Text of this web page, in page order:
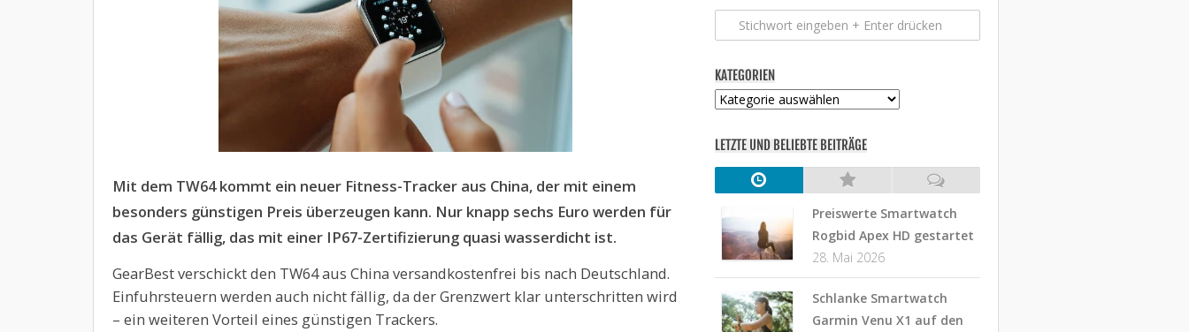
Mit dem TW64 kommt ein neuer Fitness-Tracker aus China, der mit einem
besonders günstigen Preis überzeugen kann. Nur knapp sechs Euro werden für
das Gerät fällig, das mit einer IP67-Zertifizierung quasi wasserdicht ist.
GearBest verschickt den TW64 aus China versandkostenfrei bis nach Deutschland.
Einfuhrsteuern werden auch nicht fällig, da der Grenzwert klar unterschritten wird
– ein weiteren Vorteil eines günstigen Trackers.
KATEGORIEN
Kategorien
LETZTE UND BELIEBTE BEITRÄGE
Preiswerte Smartwatch
Rogbid Apex HD gestartet
28. Mai 2026
Schlanke Smartwatch
Garmin Venu X1 auf den